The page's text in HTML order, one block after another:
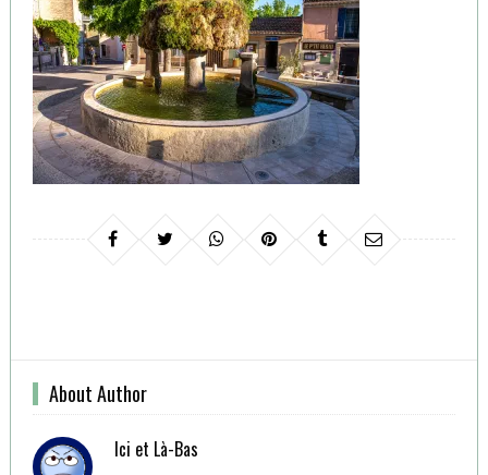
About Author
Ici et Là-Bas